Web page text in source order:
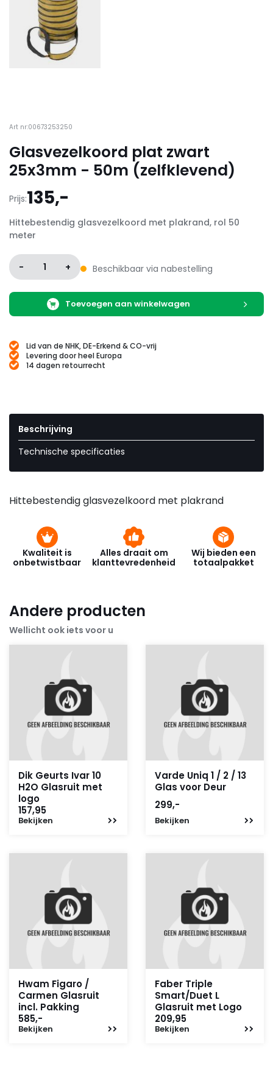
Art nr:00673253250
Glasvezelkoord plat zwart
25x3mm - 50m (zelfklevend)
Prijs:135,-
Hittebestendig glasvezelkoord met plakrand, rol 50
meter
- 1 + Beschikbaar via nabestelling
Toevoegen aan winkelwagen
Lid van de NHK, DE-Erkend & CO-vrij
Levering door heel Europa
14 dagen retourrecht
Beschrijving
Technische specificaties
Hittebestendig glasvezelkoord met plakrand
Kwaliteit is
onbetwistbaar
Alles draait om
klanttevredenheid
Wij bieden een
totaalpakket
Andere producten
Wellicht ook iets voor u
Dik Geurts Ivar 10
H2O Glasruit met
logo
157,95
Bekijken
Varde Uniq 1 / 2 / 13
Glas voor Deur
299,-
Bekijken
Hwam Figaro /
Carmen Glasruit
incl. Pakking
585,-
Bekijken
Faber Triple
Smart/Duet L
Glasruit met Logo
209,95
Bekijken